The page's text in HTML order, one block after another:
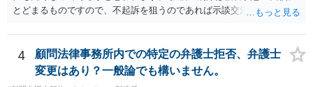
とどまるものですので、不起訴を狙うのであれば示談交渉はされた方
4
顧問法律事務所内での特定の弁護士拒否、弁護士
変更はあり？一般論でも構いません。